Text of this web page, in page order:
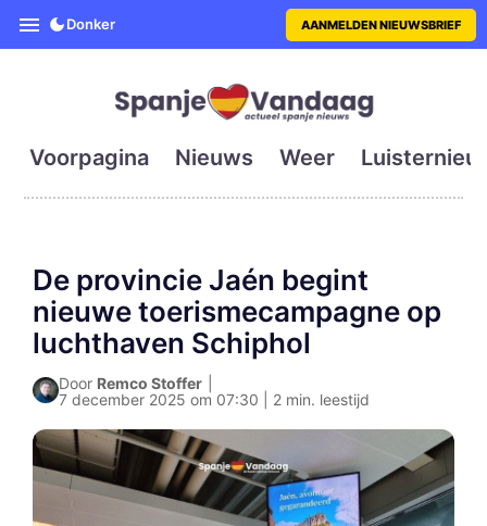
SpanjeVandaag is de eerste
Donker AANMELDEN NIEUWSBRIEF
Voorpagina Nieuws Weer
De provincie Jaén begint
nieuwe toerismecampagne op
luchthaven Schiphol
Door Remco Stoffer
7 december 2025 om 07:30 | 2 min. leestijd